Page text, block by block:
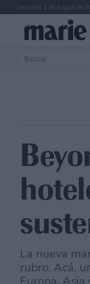
Saturday 8 de August de
La nueva
rubro. Acá,